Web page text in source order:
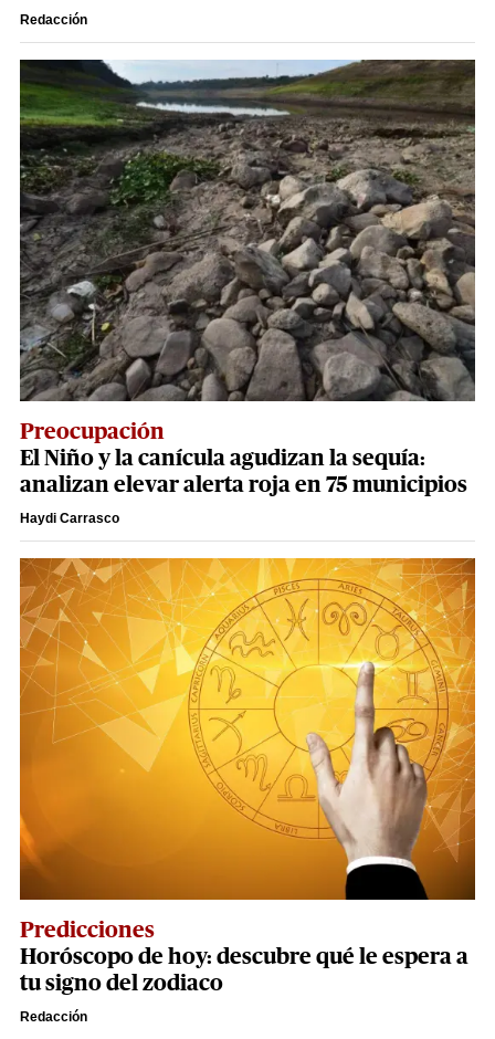
Redacción
Preocupación
El Niño y la canícula agudizan la sequía:
analizan elevar alerta roja en 75 municipios
Haydi Carrasco
Predicciones
Horóscopo de hoy: descubre qué le espera a
tu signo del zodiaco
Redacción